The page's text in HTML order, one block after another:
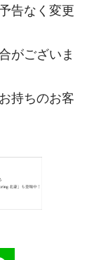
告なく変更
がございま
持ちのお客